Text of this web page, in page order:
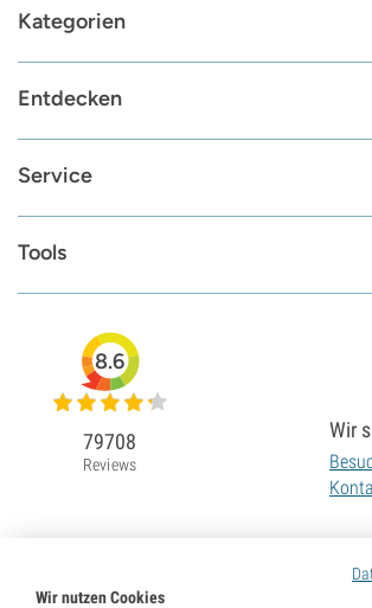
Kategorien
Entdecken
Service
Tools
Wir nutzen Cookies
8.6
79708
Reviews
Wir